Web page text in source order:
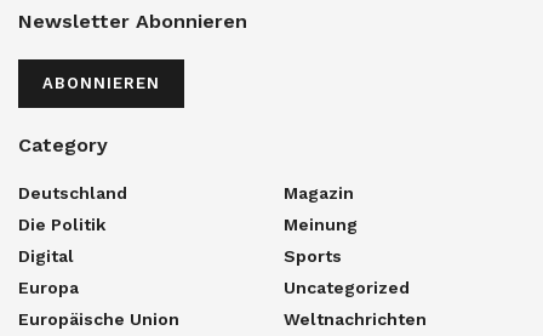
Newsletter Abonnieren
ABONNIEREN
Category
Deutschland
Die Politik
Digital
Europa
Europäische Union
Magazin
Meinung
Sports
Uncategorized
Weltnachrichten